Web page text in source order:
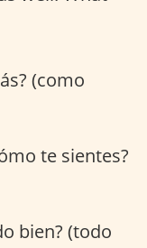
(como
te sientes?
bien? (todo